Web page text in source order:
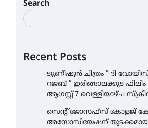
Search
Recent Posts
ട്യുണീഷ്യൻ ചിത്രം ” ദി
റജബ് ” ഇരിങ്ങാലക്കുട
ആഗസ്റ്റ് 7 വെള്ളിയാഴ്ച
സെന്റ് ജോസഫ്സ് കോളജ്
അസോസിയേഷന്